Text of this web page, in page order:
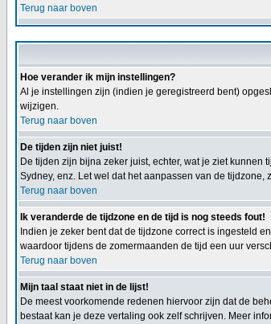
Terug naar boven
Hoe verander ik mijn instellingen?
Al je instellingen zijn (indien je geregistreerd bent)
wijzigen.
Terug naar boven
De tijden zijn niet juist!
De tijden zijn bijna zeker juist, echter, wat je ziet
Sydney, enz. Let wel dat het aanpassen van de
Terug naar boven
Ik veranderde de tijdzone en de tijd is nog steeds fout!
Indien je zeker bent dat de tijdzone correct is ingesteld
waardoor tijdens de zomermaanden de tijd een uur
Terug naar boven
Mijn taal staat niet in de lijst!
De meest voorkomende redenen hiervoor zijn dat de
bestaat kan je deze vertaling ook zelf schrijven. Meer